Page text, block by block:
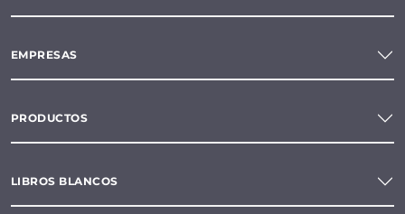
EMPRESAS
PRODUCTOS
LIBROS BLANCOS